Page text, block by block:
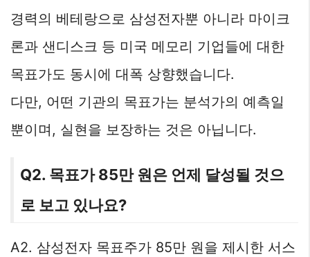
경력의 베테랑으로 삼성전자뿐 아니라 마이크
론과 샌디스크 등 미국 메모리 기업들에 대한
목표가도 동시에 대폭 상향했습니다.
다만, 어떤 기관의 목표가는 분석가의 예측일
뿐이며, 실현을 보장하는 것은 아닙니다.
Q2. 목표가 85만 원은 언제 달성될 것으
로 보고 있나요?
A2. 삼성전자 목표주가 85만 원을 제시한 서스